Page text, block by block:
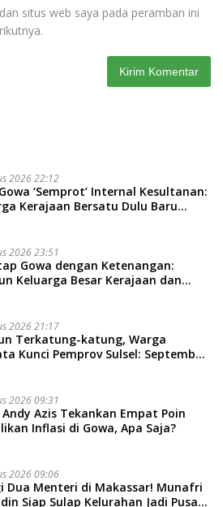
situs web saya pada peramban ini
2026 22:12
Gowa ‘Semprot’ Internal Kesultanan:
Kerajaan Bersatu Dulu Baru
2026 23:51
Gowa dengan Ketenangan:
Keluarga Besar Kerajaan dan
dan Adab
2026 21:17
Terkatung-katung, Warga
Kunci Pemprov Sulsel: September
2026 09:31
Andy Azis Tekankan Empat Poin
Inflasi di Gowa, Apa Saja?
2026 09:06
Dua Menteri di Makassar! Munafri
Siap Sulap Kelurahan Jadi Pusat